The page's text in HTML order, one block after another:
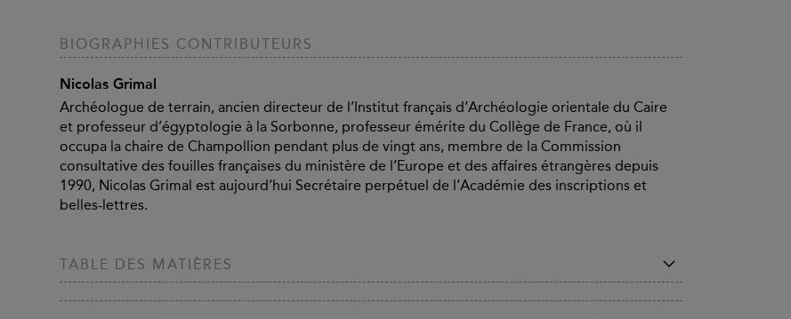
BIOGRAPHIES CONTRIBUTEURS
Nicolas Grimal
Archéologue de terrain, ancien directeur de l’Institut français d’Archéologie orientale du Caire
et professeur d’égyptologie à la Sorbonne, professeur émérite du Collège de France, où il
occupa la chaire de Champollion pendant plus de vingt ans, membre de la Commission
consultative des fouilles françaises du ministère de l’Europe et des affaires étrangères depuis
1990, Nicolas Grimal est aujourd’hui Secrétaire perpétuel de l’Académie des inscriptions et
belles-lettres.
TABLE DES MATIÈRES